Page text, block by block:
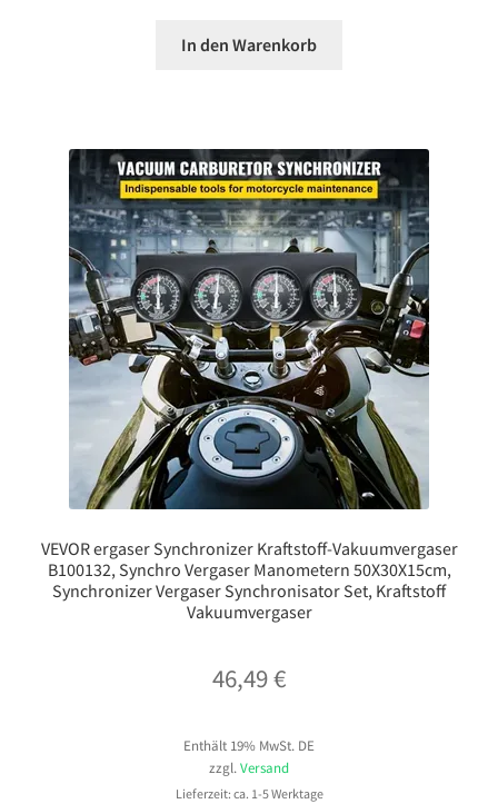
In den Warenkorb
VEVOR ergaser Synchronizer Kraftstoff-Vakuumvergaser
B100132, Synchro Vergaser Manometern 50X30X15cm,
Synchronizer Vergaser Synchronisator Set, Kraftstoff
Vakuumvergaser
46,49€
Enthält 19% MwSt. DE
zzgl. Versand
Lieferzeit: ca. 1-5 Werktage